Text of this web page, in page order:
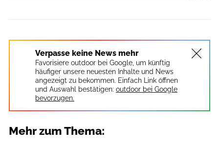
Verpasse keine News mehr
Favorisiere outdoor bei Google, um künftig
häufiger unsere neuesten Inhalte und News
angezeigt zu bekommen. Einfach Link öffnen
und Auswahl bestätigen: outdoor bei Google
bevorzugen.
Mehr zum Thema: